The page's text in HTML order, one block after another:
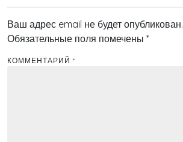
Ваш адрес email не будет опубликован.
Обязательные поля помечены *
КОММЕНТАРИЙ *